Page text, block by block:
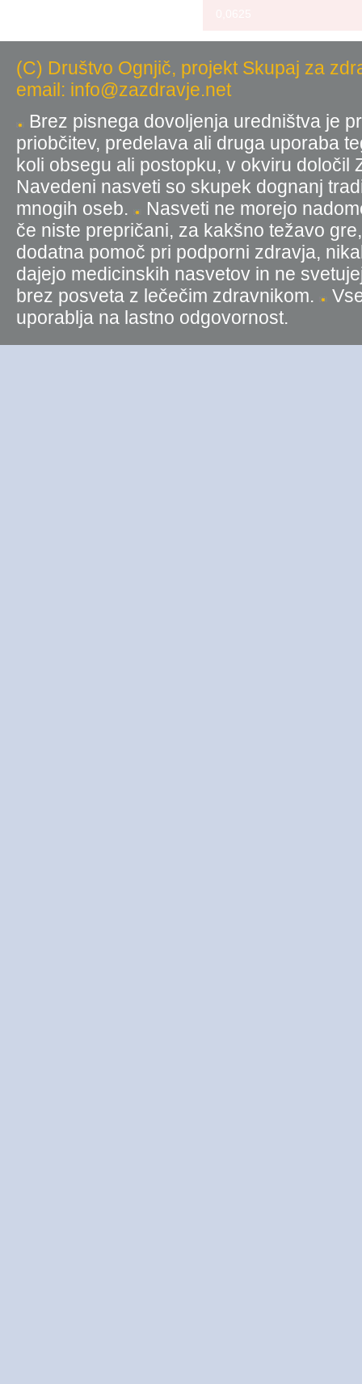
(C) Društvo Ognjič, projekt Skupaj za
email: info@zazdravje.net
Brez pisnega dovoljenja uredništva je
priobčitev, predelava ali druga uporaba
koli obsegu ali postopku, v okviru
Navedeni nasveti so skupek dognanj
mnogih oseb.
Nasveti ne morejo
če niste prepričani, za kakšno težavo
dodatna pomoč pri podporni zdravja,
dajejo medicinskih nasvetov in ne
brez posveta z lečečim zdravnikom.
uporablja na lastno odgovornost.